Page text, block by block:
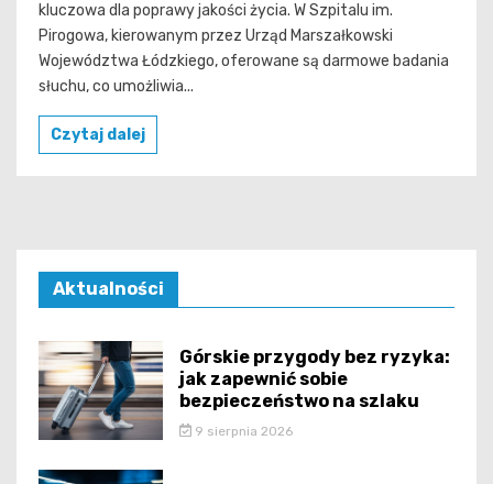
kluczowa dla poprawy jakości życia. W Szpitalu im.
Pirogowa, kierowanym przez Urząd Marszałkowski
Województwa Łódzkiego, oferowane są darmowe badania
słuchu, co umożliwia...
Czytaj dalej
Aktualności
Górskie przygody bez ryzyka:
jak zapewnić sobie
bezpieczeństwo na szlaku
9 sierpnia 2026